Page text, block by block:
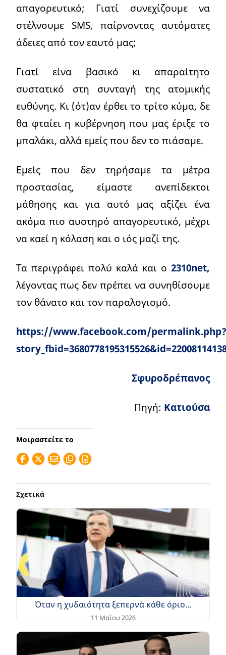
απαγορευτικό; Γιατί συνεχίζουμε να
στέλνουμε SMS, παίρνοντας αυτόματες
άδειες από τον εαυτό μας;
Γιατί είνα βασικό κι απαραίτητο
συστατικό στη συνταγή της ατομικής
ευθύνης. Κι (ότ)αν έρθει το τρίτο κύμα, δε
θα φταίει η κυβέρνηση που μας έριξε το
μπαλάκι, αλλά εμείς που δεν το πιάσαμε.
Εμείς που δεν τηρήσαμε τα μέτρα
προστασίας, είμαστε ανεπίδεκτοι
μάθησης και για αυτό μας αξίζει ένα
ακόμα πιο αυστηρό απαγορευτικό, μέχρι
να καεί η κόλαση και ο ιός μαζί της.
Τα περιγράφει πολύ καλά και ο 2310net,
λέγοντας πως δεν πρέπει να συνηθίσουμε
τον θάνατο και τον παραλογισμό.
https://www.facebook.com/permalink.php?
Σφυροδρέπανος
Πηγή: Κατιούσα
Μοιραστείτε το
Σχετικά
Όταν η χυδαιότητα ξεπερνά κάθε όριο…
11 Μαΐου 2026